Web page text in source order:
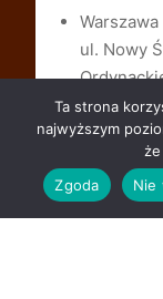
ul. Nowy
Do Centrum
dojedziesz z
Bemowo,
Ochota,
Ursus,
Ta strona
najwyższym
Zgoda
Nie